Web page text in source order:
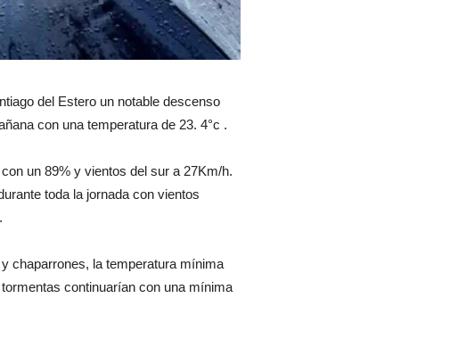
del Estero un notable descenso
con una temperatura de 23. 4°c .
un 89% y vientos del sur a 27Km/h.
toda la jornada con vientos
chaparrones, la temperatura mínima
continuarían con una mínima